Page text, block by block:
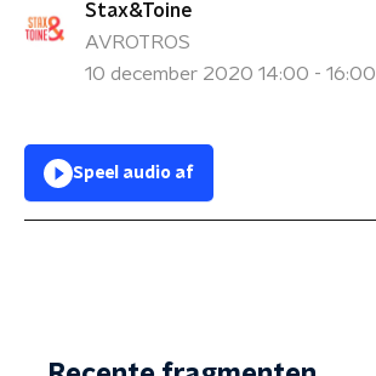
Stax&Toine
AVROTROS
10 december 2020 14:00 - 16:00
Speel audio af